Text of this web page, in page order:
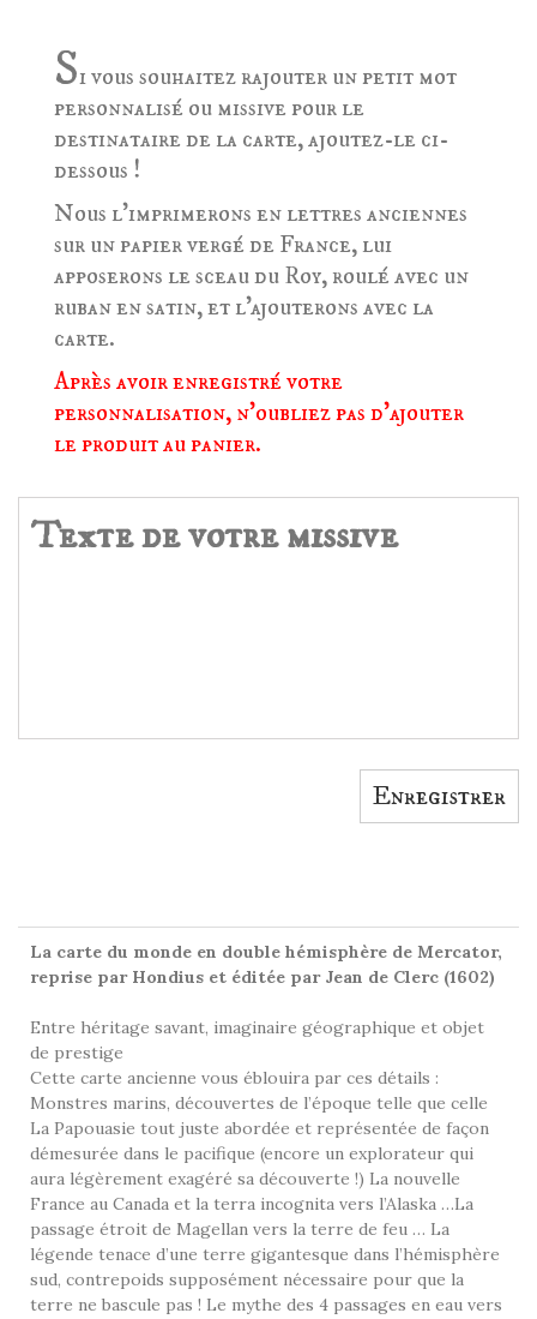
Si vous souhaitez rajouter un petit mot
personnalisé ou missive pour le
destinataire de la carte, ajoutez-le ci-
dessous !
Nous l'imprimerons en lettres anciennes
sur un papier vergé de France, lui
apposerons le sceau du Roy, roulé avec un
ruban en satin, et l'ajouterons avec la
carte.
Après avoir enregistré votre
personnalisation, n'oubliez pas d'ajouter
le produit au panier.
Enregistrer
La carte du monde en double hémisphère de Mercator,
reprise par Hondius et éditée par Jean de Clerc (1602)
Entre héritage savant, imaginaire géographique et objet
de prestige
Cette carte ancienne vous éblouira par ces détails :
Monstres marins, découvertes de l’époque telle que celle
La Papouasie tout juste abordée et représentée de façon
démesurée dans le pacifique (encore un explorateur qui
aura légèrement exagéré sa découverte !) La nouvelle
France au Canada et la terra incognita vers l’Alaska …La
passage étroit de Magellan vers la terre de feu … La
légende tenace d’une terre gigantesque dans l’hémisphère
sud, contrepoids supposément nécessaire pour que la
terre ne bascule pas ! Le mythe des 4 passages en eau vers